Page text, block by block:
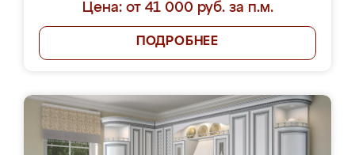
Цена: от 41 000 руб. за п.м.
ПОДРОБНЕЕ